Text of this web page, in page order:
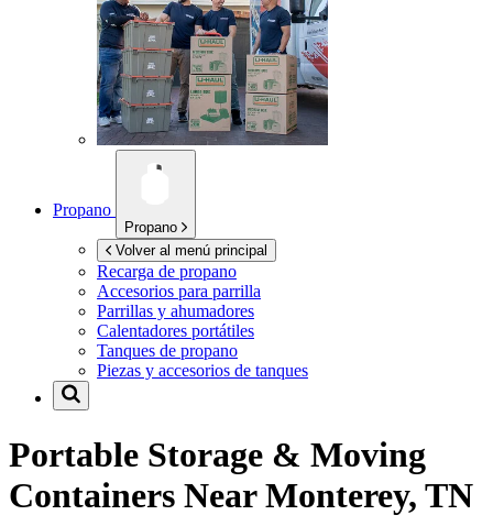
Propano
Propano
Volver al menú principal
Recarga de propano
Accesorios para parrilla
Parrillas y ahumadores
Calentadores portátiles
Tanques de propano
Piezas y accesorios de tanques
Portable Storage & Moving
Containers NearMonterey, TN